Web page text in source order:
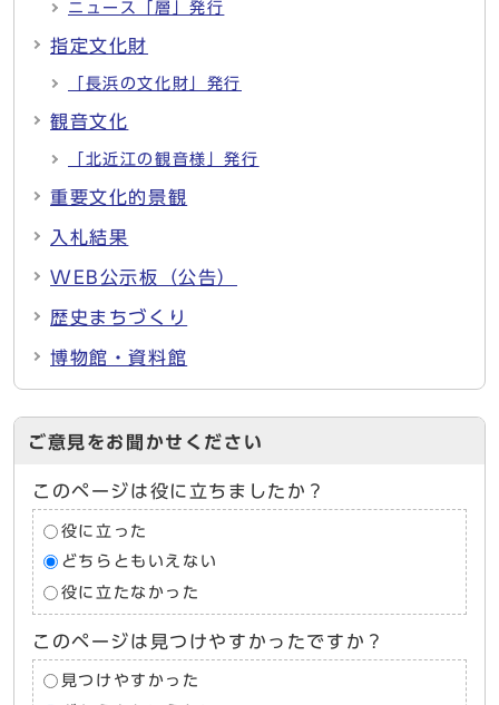
ニュース「層」発行
指定文化財
「長浜の文化財」発行
観音文化
「北近江の観音様」発行
重要文化的景観
入札結果
WEB公示板（公告）
歴史まちづくり
博物館・資料館
ご意見をお聞かせください
このページは役に立ちましたか？
役に立った
どちらともいえない
役に立たなかった
このページは見つけやすかったですか？
見つけやすかった